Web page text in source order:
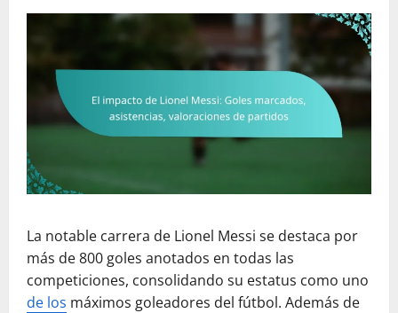
La notable carrera de Lionel Messi se destaca por
más de 800 goles anotados en todas las
competiciones, consolidando su estatus como uno
de los máximos goleadores del fútbol. Además de